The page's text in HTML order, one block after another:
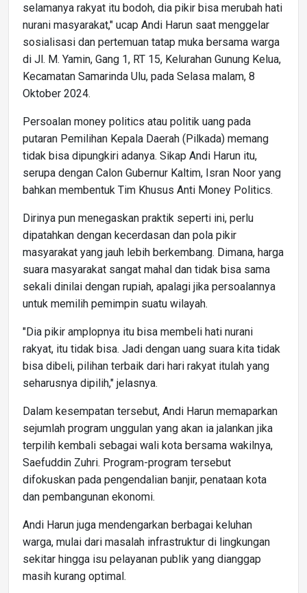
selamanya rakyat itu bodoh, dia pikir bisa merubah hati
nurani masyarakat," ucap Andi Harun saat menggelar
sosialisasi dan pertemuan tatap muka bersama warga
di Jl. M. Yamin, Gang 1, RT 15, Kelurahan Gunung Kelua,
Kecamatan Samarinda Ulu, pada Selasa malam, 8
Oktober 2024.
Persoalan money politics atau politik uang pada
putaran Pemilihan Kepala Daerah (Pilkada) memang
tidak bisa dipungkiri adanya. Sikap Andi Harun itu,
serupa dengan Calon Gubernur Kaltim, Isran Noor yang
bahkan membentuk Tim Khusus Anti Money Politics.
Dirinya pun menegaskan praktik seperti ini, perlu
dipatahkan dengan kecerdasan dan pola pikir
masyarakat yang jauh lebih berkembang. Dimana, harga
suara masyarakat sangat mahal dan tidak bisa sama
sekali dinilai dengan rupiah, apalagi jika persoalannya
untuk memilih pemimpin suatu wilayah.
"Dia pikir amplopnya itu bisa membeli hati nurani
rakyat, itu tidak bisa. Jadi dengan uang suara kita tidak
bisa dibeli, pilihan terbaik dari hari rakyat itulah yang
seharusnya dipilih," jelasnya.
Dalam kesempatan tersebut, Andi Harun memaparkan
sejumlah program unggulan yang akan ia jalankan jika
terpilih kembali sebagai wali kota bersama wakilnya,
Saefuddin Zuhri. Program-program tersebut
difokuskan pada pengendalian banjir, penataan kota
dan pembangunan ekonomi.
Andi Harun juga mendengarkan berbagai keluhan
warga, mulai dari masalah infrastruktur di lingkungan
sekitar hingga isu pelayanan publik yang dianggap
masih kurang optimal.